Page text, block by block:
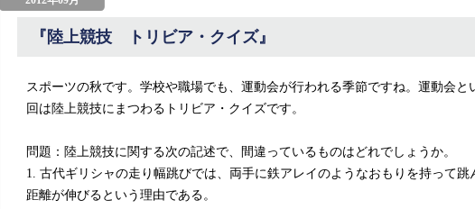
『陸上競技 トリビア・クイズ』
スポーツの秋です。学校や職場でも、運動会が行われる季節ですね。運動会と
回は陸上競技にまつわるトリビア・クイズです。
問題：陸上競技に関する次の記述で、間違っているものはどれでしょうか。
1. 古代ギリシャの走り幅跳びでは、両手に鉄アレイのようなおもりを持って
距離が伸びるという理由である。